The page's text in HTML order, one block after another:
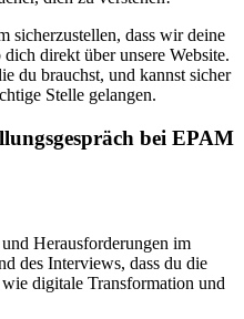
sicherzustellen, dass wir deine
direkt über unsere Website.
du brauchst, und kannst sicher
Stelle gelangen.
bei EPAM
Herausforderungen im
des Interviews, dass du die
digitale Transformation und